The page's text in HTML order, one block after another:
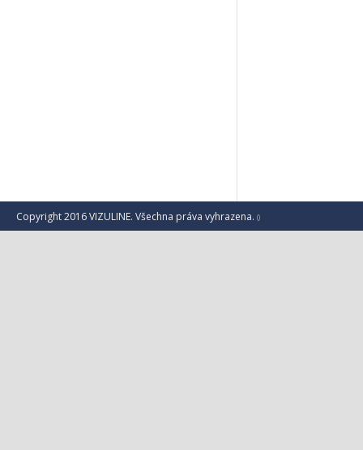
Copyright 2016 VIZULINE. Všechna práva vyhrazena. ()